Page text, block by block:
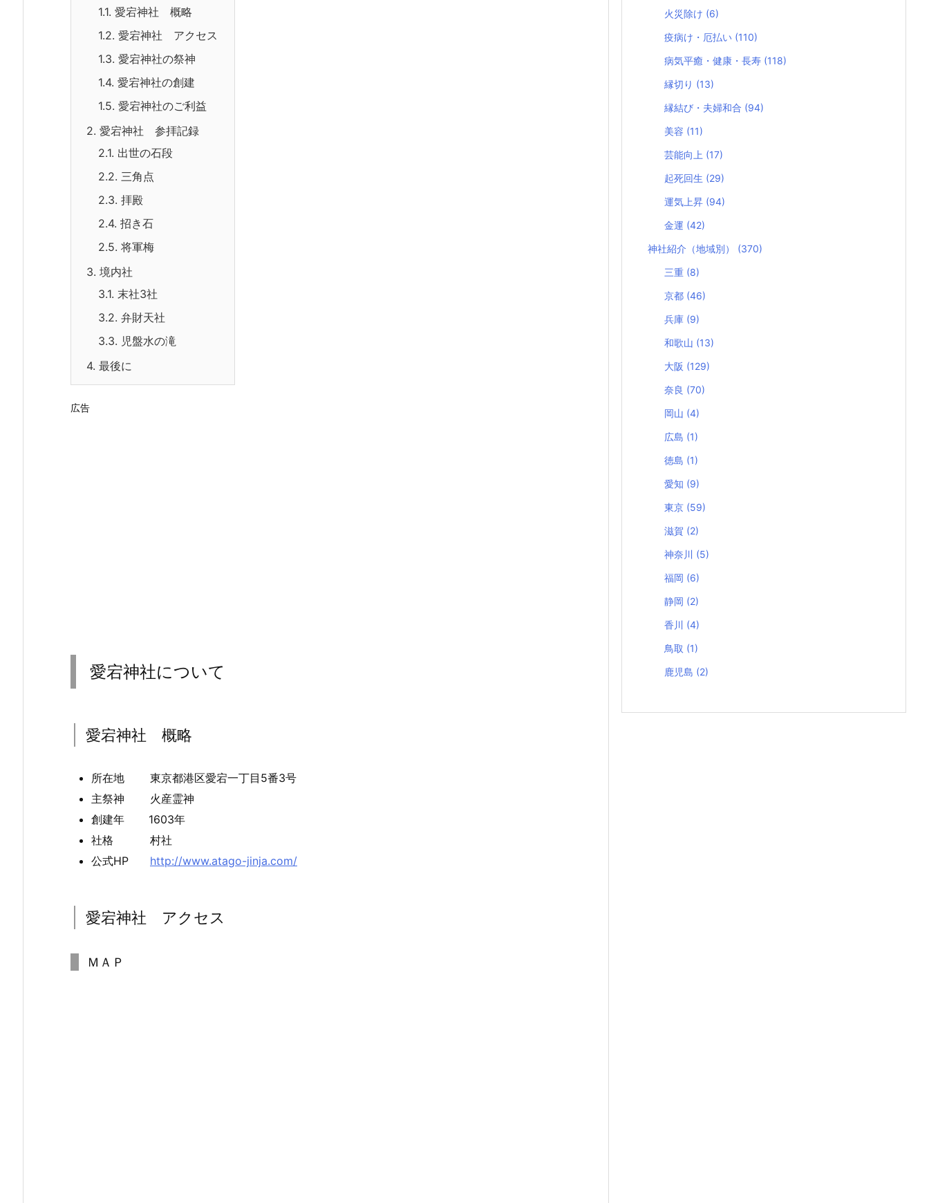
1.1. 愛宕神社 概略
1.2. 愛宕神社 アクセス
1.3. 愛宕神社の祭神
1.4. 愛宕神社の創建
1.5. 愛宕神社のご利益
2. 愛宕神社 参拝記録
2.1. 出世の石段
2.2. 三角点
2.3. 拝殿
2.4. 招き石
2.5. 将軍梅
3. 境内社
3.1. 末社3社
3.2. 弁財天社
3.3. 児盤水の滝
4. 最後に
広告
愛宕神社について
愛宕神社 概略
所在地 東京都港区愛宕一丁目5番3号
主祭神 火産霊神
創建年 1603年
社格 村社
公式HP http://www.atago-jinja.com/
愛宕神社 アクセス
ＭＡＰ
火災除け (6)
疫病け・厄払い (110)
病気平癒・健康・長寿 (118)
縁切り (13)
縁結び・夫婦和合 (94)
美容 (11)
芸能向上 (17)
起死回生 (29)
運気上昇 (94)
金運 (42)
神社紹介（地域別） (370)
三重 (8)
京都 (46)
兵庫 (9)
和歌山 (13)
大阪 (129)
奈良 (70)
岡山 (4)
広島 (1)
徳島 (1)
愛知 (9)
東京 (59)
滋賀 (2)
神奈川 (5)
福岡 (6)
静岡 (2)
香川 (4)
鳥取 (1)
鹿児島 (2)